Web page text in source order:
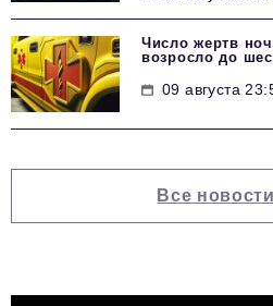
Число жертв
возросло до
09 августа
Все новости